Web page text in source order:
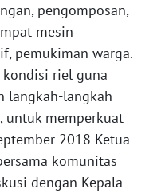
pengomposan,
mesin
pemukiman warga.
riel guna
langkah-langkah
untuk memperkuat
2018 Ketua
komunitas
dengan Kepala